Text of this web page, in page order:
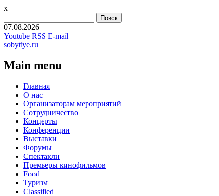
x
07.08.2026
Youtube RSS E-mail
sobytiye.ru
Main menu
Skip
content
Главная
О нас
Организаторам мероприятий
Сотрудничество
Концерты
Конференции
Выставки
Форумы
Спектакли
Премьеры кинофильмов
Food
Туризм
Сlassified